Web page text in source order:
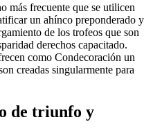
más frecuente que se utilicen
un ahínco preponderado y
de los trofeos que son
derechos capacitado.
como Condecoración un
creadas singularmente para
de triunfo y